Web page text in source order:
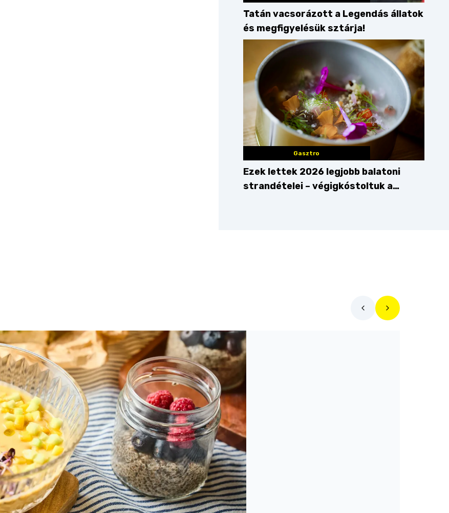
Tatán vacsorázott a Legendás állatok
és megfigyelésük sztárja!
Gasztro
Ezek lettek 2026 legjobb balatoni
strandételei – végigkóstoltuk a